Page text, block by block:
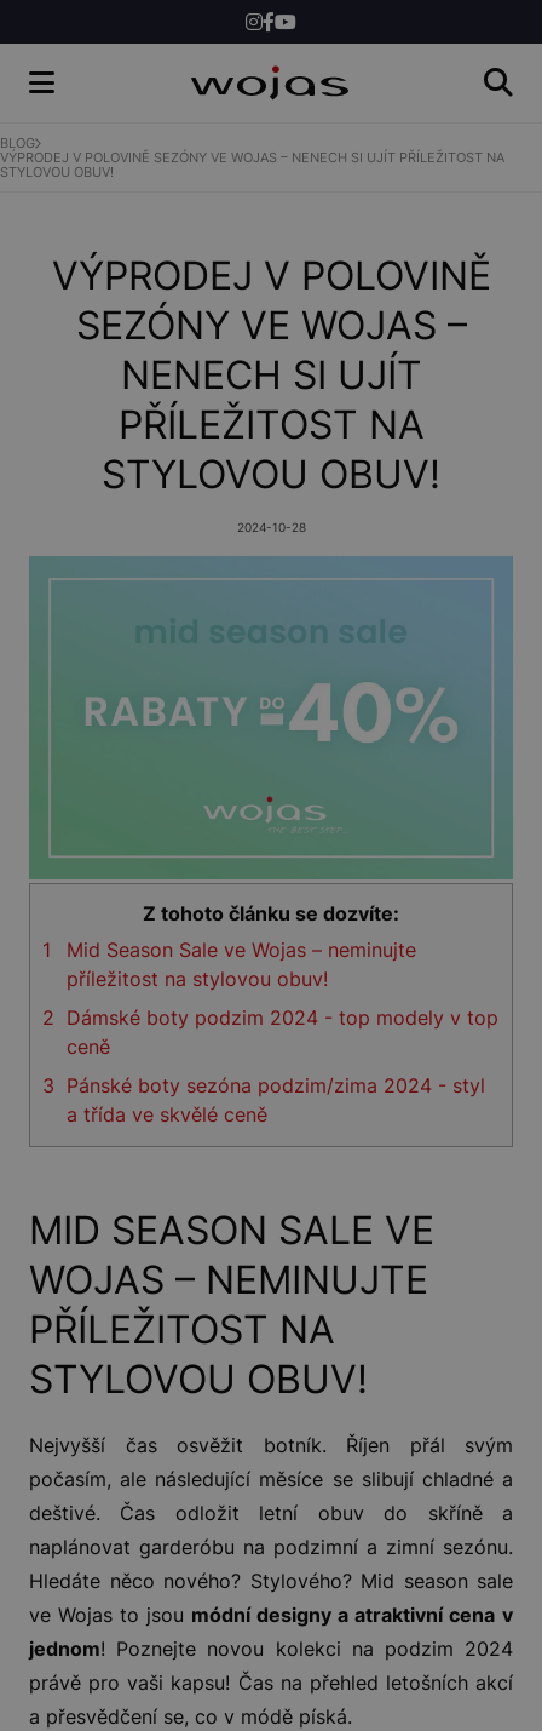
SHOP
BLOG
VÝPRODEJ V POLOVINĚ SEZÓNY VE WOJAS – NENECH SI UJÍT PŘÍLEŽITOST NA
STYLOVOU OBUV!
VÝPRODEJ V POLOVINĚ
SEZÓNY VE WOJAS –
NENECH SI UJÍT
PŘÍLEŽITOST NA
STYLOVOU OBUV!
2024-10-28
Z tohoto článku se dozvíte:
1
Mid Season Sale ve Wojas – neminujte
příležitost na stylovou obuv!
2 Dámské boty podzim 2024 - top modely v top
ceně
3 Pánské boty sezóna podzim/zima 2024 - styl
a třída ve skvělé ceně
MID SEASON SALE VE
WOJAS – NEMINUJTE
PŘÍLEŽITOST NA
STYLOVOU OBUV!
Nejvyšší čas osvěžit botník. Říjen přál svým
počasím, ale následující měsíce se slibují chladné a
deštivé. Čas odložit letní obuv do skříně a
naplánovat garderóbu na podzimní a zimní sezónu.
Hledáte něco nového? Stylového? Mid season sale
ve Wojas to jsou módní designy a atraktivní cena v
jednom! Poznejte novou kolekci na podzim 2024
právě pro vaši kapsu! Čas na přehled letošních akcí
a přesvědčení se, co v módě píská.